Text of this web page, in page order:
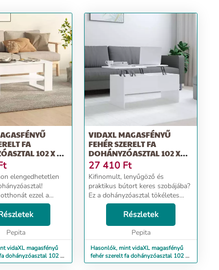
FA
102 X 55
elengedhetetlen
ezzel a
még ma!
anyag: A
minőségű,
szilárd, stabil...
Pepita
vidaXL magasfényű
dohányzóasztal 102 x
VIDAXL MAGASFÉNYŰ
FEHÉR SZERELT FA
DOHÁNYZÓASZTAL 102 X
50,5 X 46,5 CM
27 410 Ft
Kifinomult, lenyűgöző és
praktikus bútort keres szobájába?
Ez a dohányzóasztal tökéletes
választás. Prémium minőségű
anyag: A szerelt fa kivételes
minőségű, sima felületű, szilárd,
stabil és ellenáll ...
Részletek
Pepita
Hasonlók, mint vidaXL magasfényű
fehér szerelt fa dohányzóasztal 102 x
50,5 x 46,5 cm